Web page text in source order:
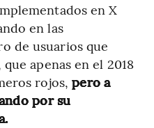
en X
en las
de usuarios que
apenas en el 2018
rojos,pero a
por su